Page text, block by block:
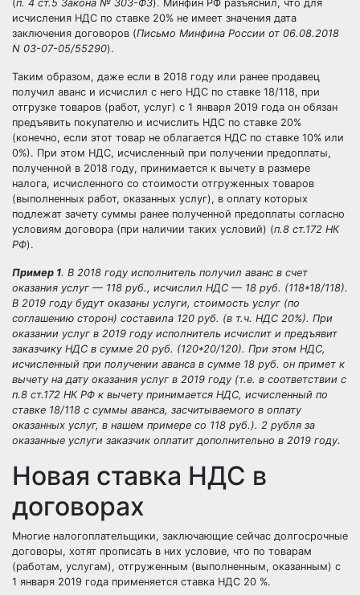
(п. 4 ст.5 Закона № 303-ФЗ). Минфин РФ разъяснил, что для
исчисления НДС по ставке 20% не имеет значения дата
заключения договоров (Письмо Минфина России от 06.08.2018
N 03-07-05/55290).
Таким образом, даже если в 2018 году или ранее продавец
получил аванс и исчислил с него НДС по ставке 18/118, при
отгрузке товаров (работ, услуг) с 1 января 2019 года он обязан
предъявить покупателю и исчислить НДС по ставке 20%
(конечно, если этот товар не облагается НДС по ставке 10% или
0%). При этом НДС, исчисленный при получении предоплаты,
полученной в 2018 году, принимается к вычету в размере
налога, исчисленного со стоимости отгруженных товаров
(выполненных работ, оказанных услуг), в оплату которых
подлежат зачету суммы ранее полученной предоплаты согласно
условиям договора (при наличии таких условий) (п.8 ст.172 НК
РФ).
Пример 1. В 2018 году исполнитель получил аванс в счет
оказания услуг — 118 руб., исчислил НДС — 18 руб. (118*18/118).
В 2019 году будут оказаны услуги, стоимость услуг (по
соглашению сторон) составила 120 руб. (в т.ч. НДС 20%). При
оказании услуг в 2019 году исполнитель исчислит и предъявит
заказчику НДС в сумме 20 руб. (120*20/120). При этом НДС,
исчисленный при получении аванса в сумме 18 руб. он примет к
вычету на дату оказания услуг в 2019 году (т.е. в соответствии с
п.8 ст.172 НК РФ к вычету принимается НДС, исчисленный по
ставке 18/118 с суммы аванса, засчитываемого в оплату
оказанных услуг, в нашем примере со 118 руб.). 2 рубля за
оказанные услуги заказчик оплатит дополнительно в 2019 году.
Новая ставка НДС в
договорах
Многие налогоплательщики, заключающие сейчас долгосрочные
договоры, хотят прописать в них условие, что по товарам
(работам, услугам), отгруженным (выполненным, оказанным) с
1 января 2019 года применяется ставка НДС 20 %.